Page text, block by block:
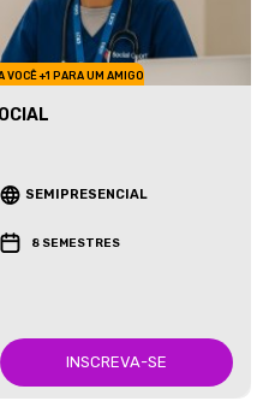
VOCÊ +1 PARA UM AMIGO
SEMIPRESENCIAL
8 SEMESTRES
INSCREVA-SE